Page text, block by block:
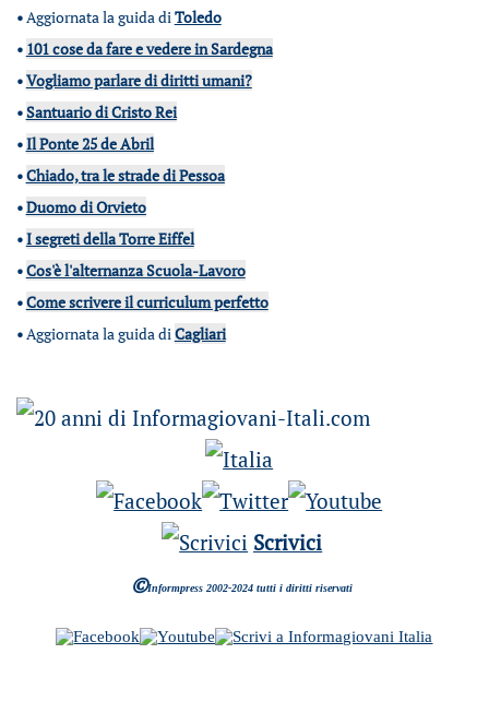
•Aggiornata la guida diToledo
• 101 cose da fare e vedere in Sardegna
•Vogliamo parlare di diritti umani?
•Santuario di Cristo Rei
•Il Ponte 25 de Abril
•Chiado, tra le strade di Pessoa
•Duomo di Orvieto
•I segreti della Torre Eiffel
•Cos'è l'alternanza Scuola-Lavoro
•Come scrivere il curriculum perfetto
•Aggiornata la guida diCagliari
Scrivici
©Informpress 2002-2024 tutti i diritti riservati